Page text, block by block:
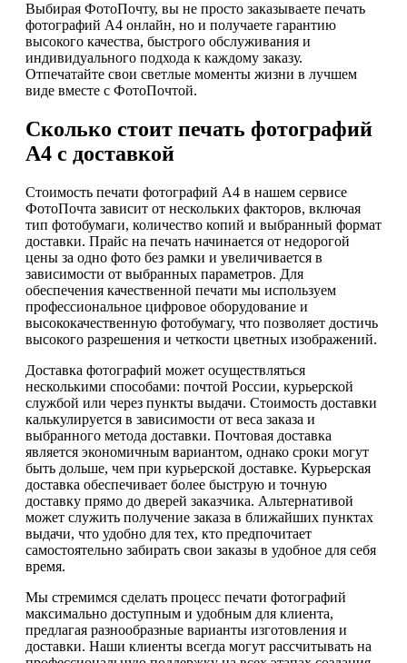
Выбирая ФотоПочту, вы не просто заказываете печать
фотографий А4 онлайн, но и получаете гарантию
высокого качества, быстрого обслуживания и
индивидуального подхода к каждому заказу.
Отпечатайте свои светлые моменты жизни в лучшем
виде вместе с ФотоПочтой.
Сколько стоит печать фотографий
А4 с доставкой
Стоимость печати фотографий А4 в нашем сервисе
ФотоПочта зависит от нескольких факторов, включая
тип фотобумаги, количество копий и выбранный формат
доставки. Прайс на печать начинается от недорогой
цены за одно фото без рамки и увеличивается в
зависимости от выбранных параметров. Для
обеспечения качественной печати мы используем
профессиональное цифровое оборудование и
высококачественную фотобумагу, что позволяет достичь
высокого разрешения и четкости цветных изображений.
Доставка фотографий может осуществляться
несколькими способами: почтой России, курьерской
службой или через пункты выдачи. Стоимость доставки
калькулируется в зависимости от веса заказа и
выбранного метода доставки. Почтовая доставка
является экономичным вариантом, однако сроки могут
быть дольше, чем при курьерской доставке. Курьерская
доставка обеспечивает более быструю и точную
доставку прямо до дверей заказчика. Альтернативой
может служить получение заказа в ближайших пунктах
выдачи, что удобно для тех, кто предпочитает
самостоятельно забирать свои заказы в удобное для себя
время.
Мы стремимся сделать процесс печати фотографий
максимально доступным и удобным для клиента,
предлагая разнообразные варианты изготовления и
доставки. Наши клиенты всегда могут рассчитывать на